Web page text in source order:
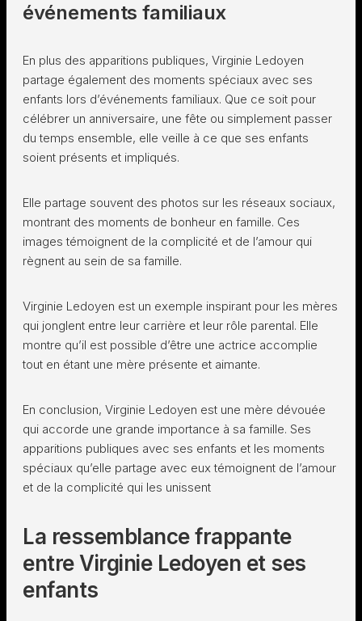
événements familiaux
En plus des apparitions publiques, Virginie Ledoyen
partage également des moments spéciaux avec ses
enfants lors d’événements familiaux. Que ce soit pour
célébrer un anniversaire, une fête ou simplement passer
du temps ensemble, elle veille à ce que ses enfants
soient présents et impliqués.
Elle partage souvent des photos sur les réseaux sociaux,
montrant des moments de bonheur en famille. Ces
images témoignent de la complicité et de l’amour qui
règnent au sein de sa famille.
Virginie Ledoyen est un exemple inspirant pour les mères
qui jonglent entre leur carrière et leur rôle parental. Elle
montre qu’il est possible d’être une actrice accomplie
tout en étant une mère présente et aimante.
En conclusion, Virginie Ledoyen est une mère dévouée
qui accorde une grande importance à sa famille. Ses
apparitions publiques avec ses enfants et les moments
spéciaux qu’elle partage avec eux témoignent de l’amour
et de la complicité qui les unissent
La ressemblance frappante
entre Virginie Ledoyen et ses
enfants